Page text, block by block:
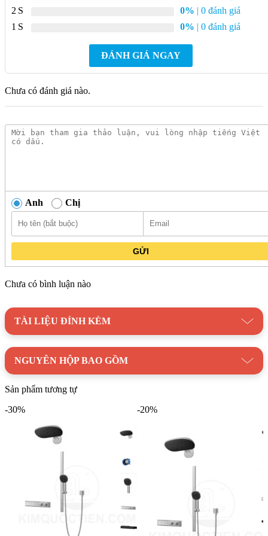
Bản vẽ kỹ thuật cút nối tường TOTO TBW08009A#BFG màu vàng
Danh mục: Thiết Bị Vệ Sinh
Thương hiệu: Thiết Bị Vệ Sinh TOTO
2
0% | 0 đánh giá
1
0% | 0 đánh giá
ĐÁNH GIÁ NGAY
Chưa có đánh giá nào.
Anh Chị
GỬI
Chưa có bình luận nào
TÀI LIỆU ĐÍNH KÈM
NGUYÊN HỘP BAO GỒM
Sản phẩm tương tự
-30% -20%